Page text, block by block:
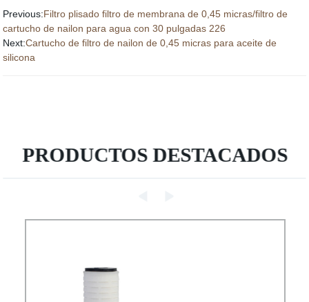
Previous:Filtro plisado filtro de membrana de 0,45 micras/filtro de
cartucho de nailon para agua con 30 pulgadas 226
Next:Cartucho de filtro de nailon de 0,45 micras para aceite de
silicona
PRODUCTOS DESTACADOS